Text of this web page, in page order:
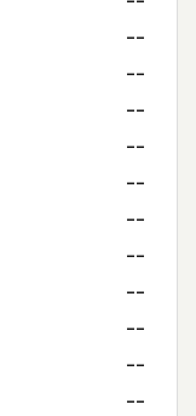
--
--
--
--
--
--
--
--
--
--
--